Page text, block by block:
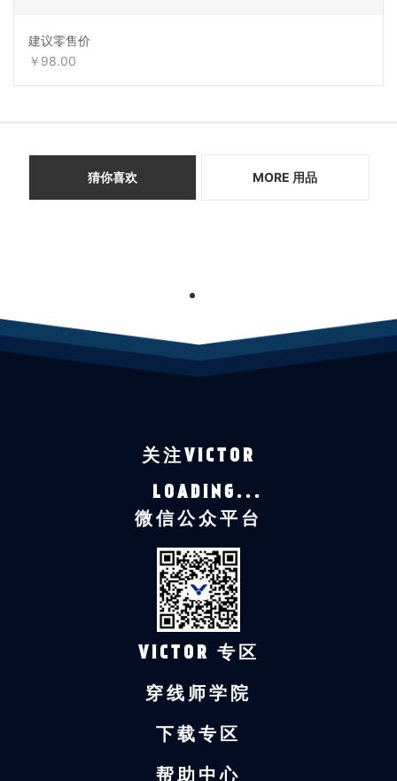
建议零售价
￥98.00
猜你喜欢 MORE 用品
1
关注VICTOR
LOADING...
微信公众平台
VICTOR 专区
穿线师学院
下载专区
帮助中心